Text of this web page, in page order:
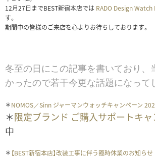
12月27日までBEST新宿本店では RADO Design Watch
す。
期間中の皆様のご来店を心よりお待ちしております。
冬至の日にこの記事を書いており、
かったので若干今更な話題になって
＊NOMOS／Sinn ジャーマンウォッチキャンペーン
＊限定ブランド ご購入サポートキ
中
＊ 【BEST新宿本店】改装工事に伴う臨時休業のお知らせ